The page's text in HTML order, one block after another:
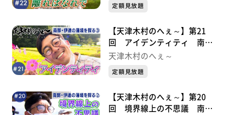
定額見放題
【天津木村のへぇ～】第21
回 アイデンティティ 南
部・伊達の藩境を探る③
天津木村のへぇ～
定額見放題
【天津木村のへぇ～】第20
回 境界線上の不思議 南